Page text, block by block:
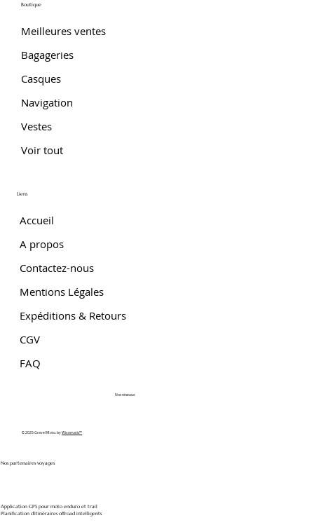
Boutique
Meilleures ventes
Bagageries
Casques
Navigation
Vestes
Voir tout
Liens
Accueil
A propos
Contactez-nous
Mentions Légales
Expéditions & Retours
CGV
FAQ
Nos partenaires voyages
Application GPS pour moto enduro et trail
Planification d'itinéraires offroad intelligents
© 2025 Gravel Moto. byWixomatic™
Nos réseaux